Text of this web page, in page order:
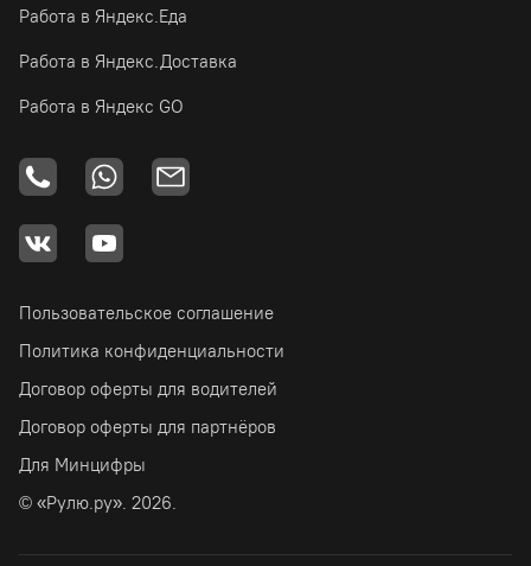
Работа в Яндекс.Еда
Работа в Яндекс.Доставка
Работа в Яндекс GO
Пользовательское соглашение
Политика конфиденциальности
Договор оферты для водителей
Договор оферты для партнёров
Для Минцифры
© «Рулю.ру». 2026.